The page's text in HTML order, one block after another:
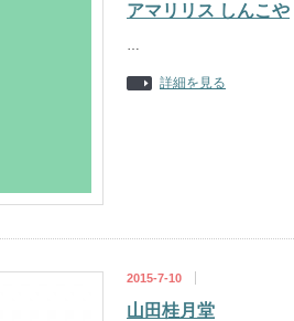
アマリリス しんこや
…
詳細を見る
2015-7-10
山田桂月堂